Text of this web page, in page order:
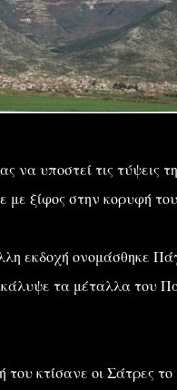
YOUTUBE
να υποστεί τις τύψεις
με ξίφος στην κορυφή
εκδοχή ονομάσθηκε
τα μέταλλα του
του κτίσανε οι Σάτρες